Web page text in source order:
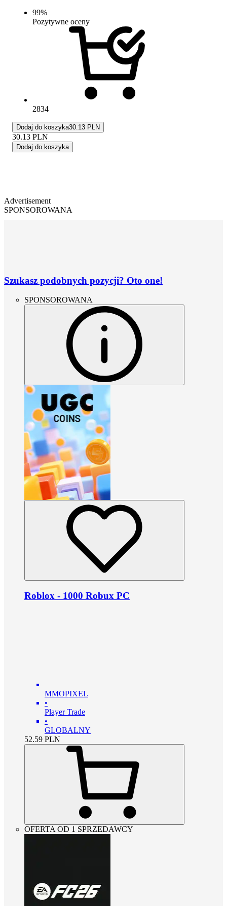
99%
Pozytywne oceny
2834
Dodaj do koszyka30.13 PLN
30.13 PLN
Dodaj do koszyka
Advertisement
SPONSOROWANA
Szukasz podobnych pozycji? Oto one!
SPONSOROWANA
Roblox - 1000 Robux PC
MMOPIXEL
•
Player Trade
•
GLOBALNY
52.59 PLN
OFERTA OD 1 SPRZEDAWCY